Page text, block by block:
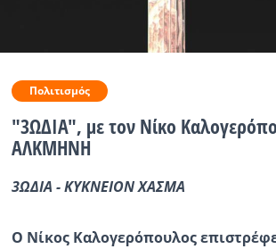
Πολιτισμός
"3ΩΔΙΑ", με τον Νίκο
ΑΛΚΜΗΝΗ
3ΩΔΙΑ - KΥΚΝΕΙΟΝ ΧΑΣΜΑ
Ο Νίκος Καλογερόπουλος